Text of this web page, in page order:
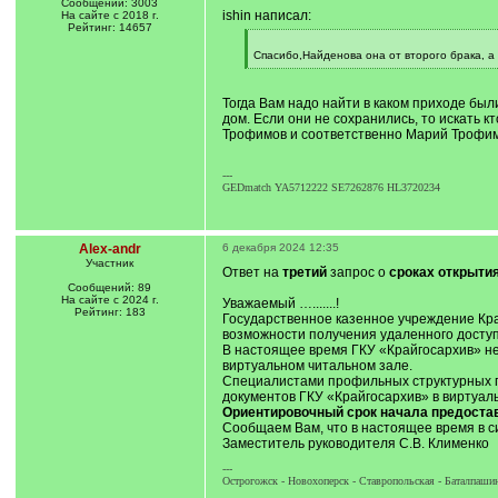
Сообщений: 3003
На сайте с 2018 г.
Рейтинг: 14657
ishin написал:
q
]
Спасибо,Найденова она от второго брака,
[
]
Тогда Вам надо найти в каком приходе
дом. Если они не сохранились, то искать
Трофимов и соответственно Марий
---
GEDmatch YA5712222 SE7262876 HL3720234
Alex-andr
Участник
Сообщений: 89
На сайте с 2024 г.
Рейтинг: 183
6 декабря 2024 12:35
Ответ на третийзапрос о сроках
Уважаемый ….......!
Государственное казенное учреждение
возможности получения удаленного
В настоящее время ГКУ «Крайгосархив»
виртуaльном читальном зале.
Специалистами профильных структурных
документов ГКУ «Крайгосархив» в
Ориентировочный срок начала
Сообщаем Вам, что в настоящее время в
Заместитель руководителя С.В. Клименко
---
Острогожск - Новохоперск - Ставропольская -